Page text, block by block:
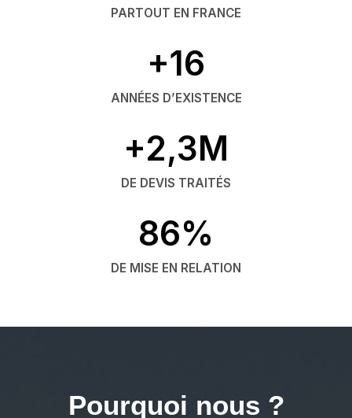
PARTOUT EN FRANCE
+16
ANNÉES D’EXISTENCE
+2,3M
DE DEVIS TRAITÉS
86%
DE MISE EN RELATION
Pourquoi nous ?